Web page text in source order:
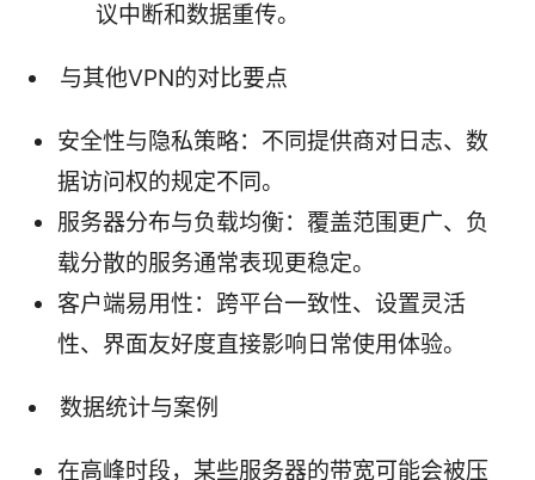
议中断和数据重传。
与其他VPN的对比要点
安全性与隐私策略：不同提供商对日志、数
据访问权的规定不同。
服务器分布与负载均衡：覆盖范围更广、负
载分散的服务通常表现更稳定。
客户端易用性：跨平台一致性、设置灵活
性、界面友好度直接影响日常使用体验。
数据统计与案例
在高峰时段，某些服务器的带宽可能会被压